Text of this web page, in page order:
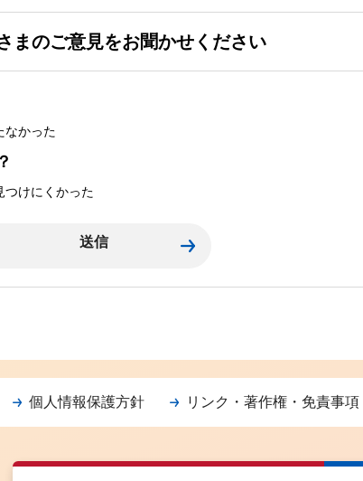
まのご意見をお聞かせください
なかった
つけにくかった
個人情報保護方針 リンク・著作権・免責事項